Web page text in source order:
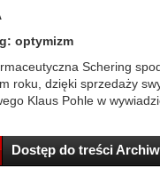
optymizm
Schering
roku, dzięki sprzedaży
Klaus Pohle w
Dostęp do treści